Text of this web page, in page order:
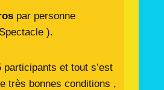
par personne
).
participants et tout s’est
très bonnes conditions ,